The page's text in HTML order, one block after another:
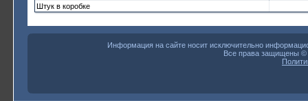
Штук в коробке
Информация на сайте носит исключительно
Все права защищены ©